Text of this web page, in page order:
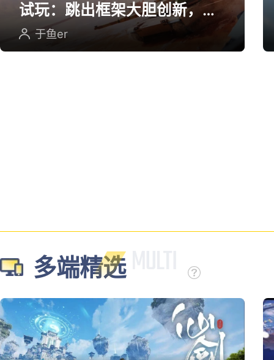
试玩：跳出框架大胆创新，用
英雄射击重塑坦克对战
于鱼er
多端精选